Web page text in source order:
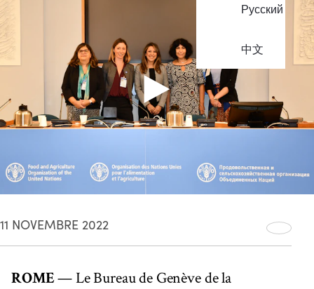
Русский
中文
11 NOVEMBRE 2022
ROME— Le Bureau de Genève de la